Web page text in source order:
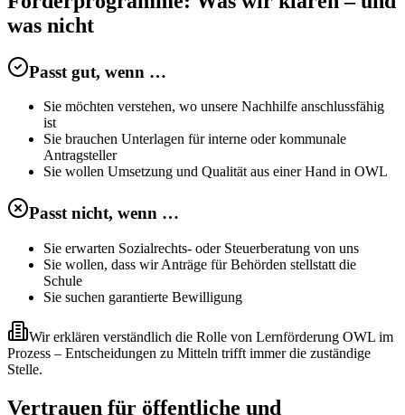
was nicht
Passt gut, wenn …
Sie möchten verstehen, wo unsere Nachhilfe anschlussfähig
ist
Sie brauchen Unterlagen für interne oder kommunale
Antragsteller
Sie wollen Umsetzung und Qualität aus einer Hand in OWL
Passt nicht, wenn …
Sie erwarten Sozialrechts- oder Steuerberatung von uns
Sie wollen, dass wir Anträge für Behörden stellstatt die
Schule
Sie suchen garantierte Bewilligung
Wir erklären verständlich die Rolle von Lernförderung OWL im
Prozess – Entscheidungen zu Mitteln trifft immer die zuständige
Stelle.
Vertrauen für öffentliche und